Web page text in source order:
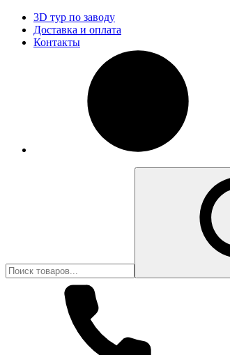
3D тур по заводу
Доставка и оплата
Контакты